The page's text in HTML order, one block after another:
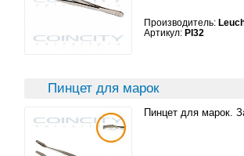
Производитель:
Артикул: PI32
Пинцет для марок
Пинцет для марок.